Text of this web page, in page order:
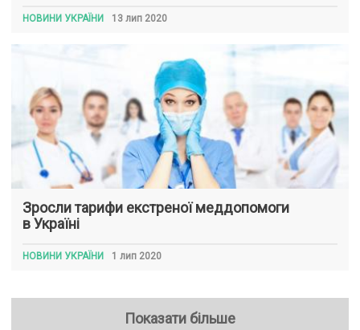
НОВИНИ УКРАЇНИ 13 лип 2020
Зросли тарифи екстреної меддопомоги
в Україні
НОВИНИ УКРАЇНИ 1 лип 2020
Показати більше